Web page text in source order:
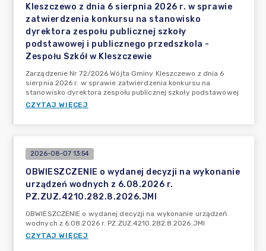
Kleszczewo z dnia 6 sierpnia 2026 r. w sprawie
zatwierdzenia konkursu na stanowisko
dyrektora zespołu publicznej szkoły
podstawowej i publicznego przedszkola -
Zespołu Szkół w Kleszczewie
Zarządzenie Nr 72/2026 Wójta Gminy Kleszczewo z dnia 6
sierpnia 2026 r. w sprawie zatwierdzenia konkursu na
stanowisko dyrektora zespołu publicznej szkoły podstawowej
CZYTAJ WIĘCEJ
2026-08-07 13:54
OBWIESZCZENIE o wydanej decyzji na wykonanie
urządzeń wodnych z 6.08.2026 r.
PZ.ZUZ.4210.282.8.2026.JMI
OBWIESZCZENIE o wydanej decyzji na wykonanie urządzeń
wodnych z 6.08.2026 r. PZ.ZUZ.4210.282.8.2026.JMI
CZYTAJ WIĘCEJ